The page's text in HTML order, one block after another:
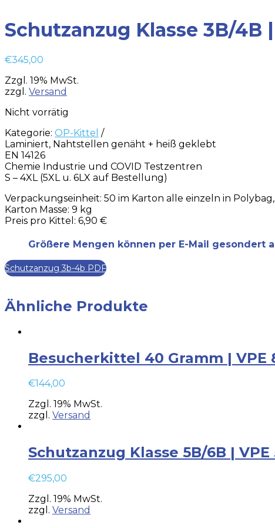
Schutzanzug Klasse 3B/4B
€345,00
Zzgl. 19% MwSt.
zzgl. Versand
Nicht vorrätig
Kategorie: OP-Kittel
Laminiert, Nahtstellen genäht + heiß geklebt
EN 14126
Chemie Industrie und COVID Testzentren
S – 4XL (5XL u. 6LX auf Bestellung)
Verpackungseinheit: 50 im Karton alle einzeln in
Karton Masse: 9 kg
Preis pro Kittel: 6,90 €
Größere Mengen können per E-Mail gesondert
Schutzanzug 3b-4b PDF
Ähnliche Produkte
Besucherkittel 40 Gramm | VPE
€144,00
Zzgl. 19% MwSt.
zzgl. Versand
Schutzanzug Klasse 5B/6B |
€295,00
Zzgl. 19% MwSt.
zzgl. Versand